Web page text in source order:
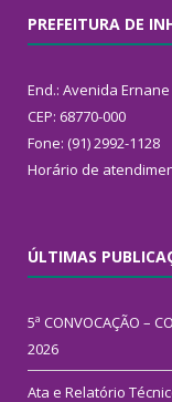
PREFEITURA DE
End.: Avenida
CEP: 68770-000
Fone: (91) 2992-1128
Horário de
ÚLTIMAS
5ª CONVOCAÇÃO –
2026
Ata e Relatório